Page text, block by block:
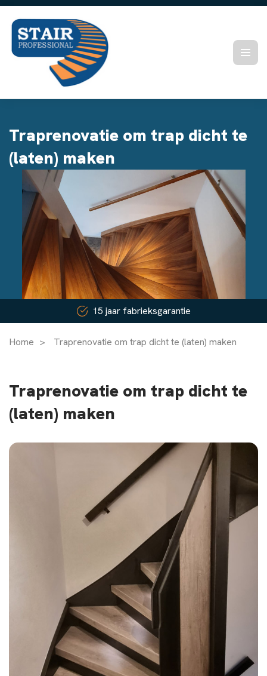
Traprenovatie om trap dicht te
(laten) maken
15 jaar fabrieksgarantie
Home > Traprenovatie om trap dicht te (laten) maken
Traprenovatie om trap dicht te
(laten) maken